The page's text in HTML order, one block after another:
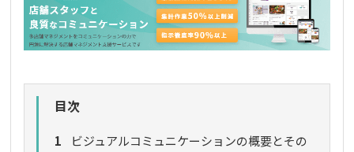
目次
1
ビジュアルコミュニケーションの概要とその